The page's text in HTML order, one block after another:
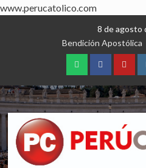
www.perucatolico.com
8 de agosto
Bendición Apostólica
WhatsAppFacebook